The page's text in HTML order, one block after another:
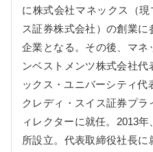
に株式会社マネックス（現
ス証券株式会社）の創業
企業となる。その後、マネ
ンベストメンツ株式会社
ックス・ユニバーシティ代
クレディ・スイス証券プ
ィレクターに就任。2013
所設立。代表取締役社長